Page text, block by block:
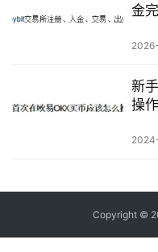
金
新
操作
Copyright ©